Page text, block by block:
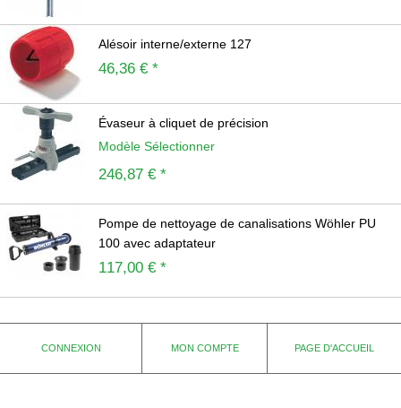
Alésoir interne/externe 127
46,36 € *
Évaseur à cliquet de précision
Modèle Sélectionner
246,87 € *
Pompe de nettoyage de canalisations Wöhler PU
100 avec adaptateur
117,00 € *
CONNEXION MON COMPTE PAGE D'ACCUEIL